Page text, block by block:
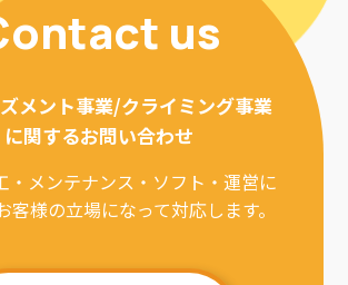
us
メント事業/クライミング事業
に関するお問い合わせ
・メンテナンス・ソフト・運営に
客様の立場になって対応します。